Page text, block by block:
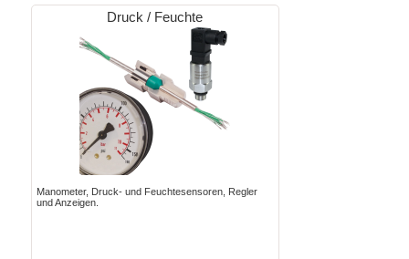
Druck / Feuchte
Manometer, Druck- und Feuchtesensoren, Regler
und Anzeigen.